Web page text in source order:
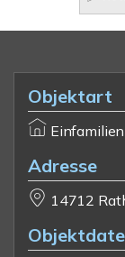
Objektart
Adresse
14712